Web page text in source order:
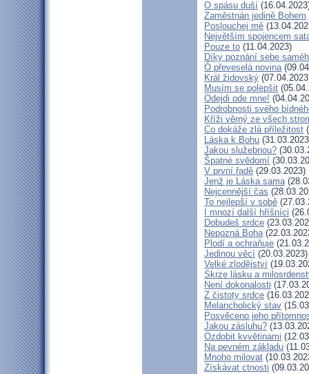
O spásu duší
Zaměstnán jedině Bohem
Poslouchej mě
Největším spojencem
Pouze to (11.04.2023)
Díky poznání sebe
Ó převeselá novina
Král židovský
Musím se polepšit
Odejdi ode mne!
Podrobnosti svého
Kříži věrný ze všech
Co dokáže zlá příležitost
Láska k Bohu
Jakou služebnou?
Špatné svědomí
V první řadě (29.03.2023)
Jenž je Láska sama
Nejcennější čas
To nejlepší v sobě
I mnozí další hříšníci
Dobudeš srdce
Nepozná Boha
Plodí a ochraňuje
Jedinou věcí (20.03.2023)
Velké zlodějství
Skrze lásku a
Není dokonalosti
Z čistoty srdce
Melancholický stav
Posvěceno jeho
Jakou zásluhu?
Ozdobit kvvětinami
Na pevném základu
Mnoho milovat
Získávat ctnosti